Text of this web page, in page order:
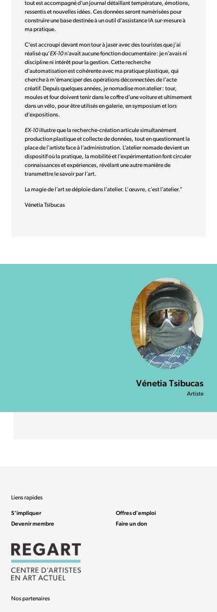
tout est accompagné d’un journal détaillant température, émotions,
ressentis et nouvelles idées. Ces données seront numérisées pour
construire une base destinée à un outil d’assistance IA sur-mesure à
ma pratique.
C’est accroupi devant mon tour à jaser avec des touristes que j’ai
réalisé qu’EX-10n’avait aucune fonction documentaire : je n’avais ni
discipline ni intérêt pour la gestion. Cette recherche
d’automatisation est cohérente avec ma pratique plastique, qui
cherche à m’émanciper des opérations déconnectées de l’acte
créatif. Depuis quelques années, je nomadise mon atelier : tour,
moules et four doivent tenir dans le coffre d’une voiture et ultimement
dans un vélo, pour être utilisés en galerie, en symposium et lors
d’expositions.
EX-10illustre que la recherche-création articule simultanément
production plastique et collecte de données, tout en questionnant la
place de l’artiste face à l’administration. L’atelier nomade devient un
dispositif où la pratique, la mobilité et l’expérimentation font circuler
connaissances et expériences, révélant une autre manière de
transmettre le savoir par l’art.
La magie de l’art se déploie dans l’atelier. L’œuvre, c’est l’atelier.”
Vénetia Tsibucas
Vénetia Tsibucas
Artiste
Liens rapides
S’impliquer
Devenir membre
Offres d’emploi
Faire un don
Nos partenaires